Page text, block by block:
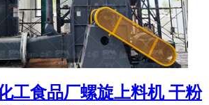
工食品厂螺旋上料机 干粉